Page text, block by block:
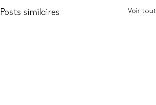
Posts similaires Voir tout